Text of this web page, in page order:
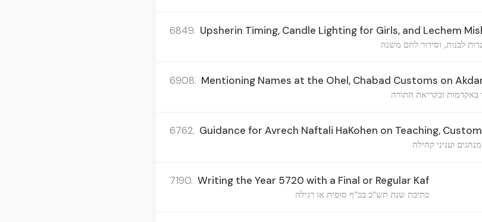
6849. Upsherin Timing, Candle Lighting for Girls, and Lechem
לבנות, וסידור לחם משנה
6908. Mentioning Names at the Ohel, Chabad Customs on
ובקריאת התורה
6762. Guidance for Avrech Naftali HaKohen on Teaching,
ועניני קהילה
7190. Writing the Year 5720 with a Final or Regular Kaf
כתיבת שנת תש"כ בכ"ף סופית או רגילה